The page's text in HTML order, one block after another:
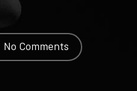
No Comments